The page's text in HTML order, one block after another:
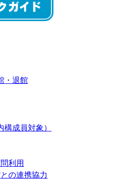
・退館
成員対象）
利用
の連携協力